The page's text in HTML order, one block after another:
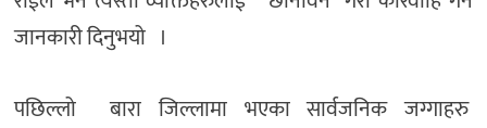
जानकारी दिनुभयो ।
पछिल्लो बारा जिल्लामा भएका सार्वजनिक जग्गाहरु